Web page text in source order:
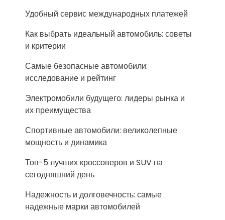
Удобный сервис международных платежей
Как выбрать идеальный автомобиль: советы
и критерии
Самые безопасные автомобили:
исследование и рейтинг
Электромобили будущего: лидеры рынка и
их преимущества
Спортивные автомобили: великолепные
мощность и динамика
Топ-5 лучших кроссоверов и SUV на
сегодняшний день
Надежность и долговечность: самые
надежные марки автомобилей